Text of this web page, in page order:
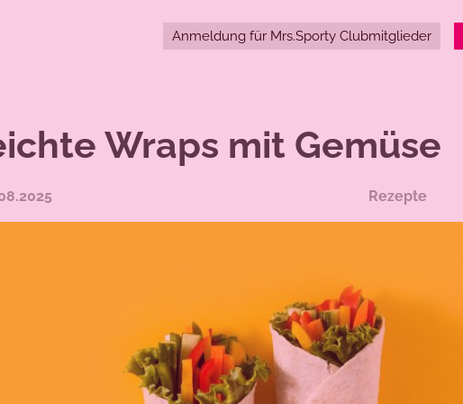
Anmeldung für Mrs.Sporty Clubmitglieder
Wraps mit Gemüse
Rezepte